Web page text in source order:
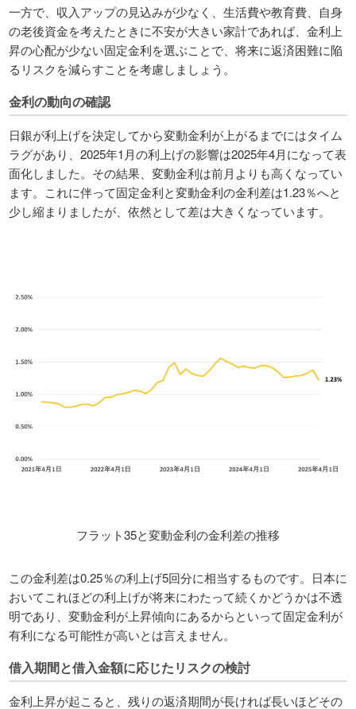
一方で、収入アップの見込みが少なく、生活費や教育費、自身
の老後資金を考えたときに不安が大きい家計であれば、金利上
昇の心配が少ない固定金利を選ぶことで、将来に返済困難に陥
るリスクを減らすことを考慮しましょう。
金利の動向の確認
日銀が利上げを決定してから変動金利が上がるまでにはタイム
ラグがあり、2025年1月の利上げの影響は2025年4月になって表
面化しました。その結果、変動金利は前月よりも高くなってい
ます。これに伴って固定金利と変動金利の金利差は1.23％へと
少し縮まりましたが、依然として差は大きくなっています。
フラット35と変動金利の金利差の推移
この金利差は0.25％の利上げ5回分に相当するものです。日本に
おいてこれほどの利上げが将来にわたって続くかどうかは不透
明であり、変動金利が上昇傾向にあるからといって固定金利が
有利になる可能性が高いとは言えません。
借入期間と借入金額に応じたリスクの検討
金利上昇が起こると、残りの返済期間が長ければ長いほどその